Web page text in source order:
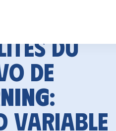
du
de
:
variable